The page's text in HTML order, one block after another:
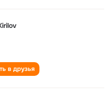
в друзья